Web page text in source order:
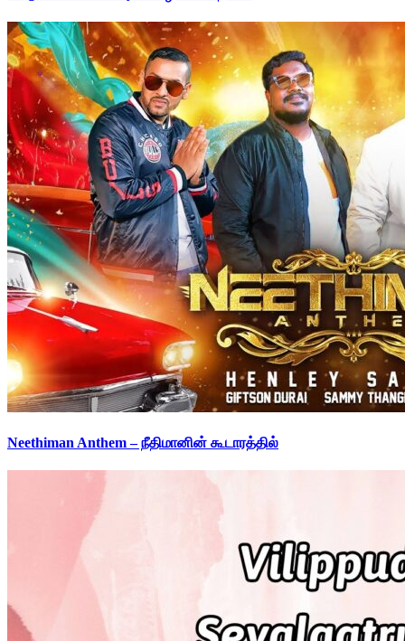
Neethiman Anthem – நீதிமானின் கூடாரத்தில்